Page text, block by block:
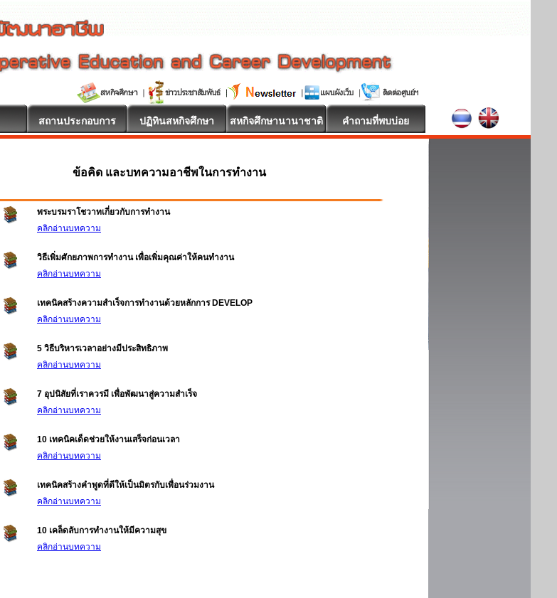
สถานประกอบการ ปฏิทินสหกิจศึกษา สหกิจศึกษานานาชาติ คำถามที่พบบ่อย
ข้อคิด และบทความอาชีพในการทำงาน
พระบรมราโชวาทเกี่ยวกับการทำงาน
คลิกอ่านบทความ
วิธีเพิ่มศักยภาพการทำงาน เพื่อเพิ่มคุณค่าให้คนทำงาน
คลิกอ่านบทความ
เทคนิคสร้างความสำเร็จการทำงานด้วยหลักการ DEVELOP
คลิกอ่านบทความ
5 วิธีบริหารเวลาอย่างมีประสิทธิภาพ
คลิกอ่านบทความ
7 อุปนิสัยที่เราควรมี เพื่อพัฒนาสู่ความสำเร็จ
คลิกอ่านบทความ
10 เทคนิคเด็ดช่วยให้งานเสร็จก่อนเวลา
คลิกอ่านบทความ
เทคนิคสร้างคำพูดที่ดีให้เป็นมิตรกับเพื่อนร่วมงาน
คลิกอ่านบทความ
10 เคล็ดลับการทำงานให้มีความสุข
คลิกอ่านบทความ